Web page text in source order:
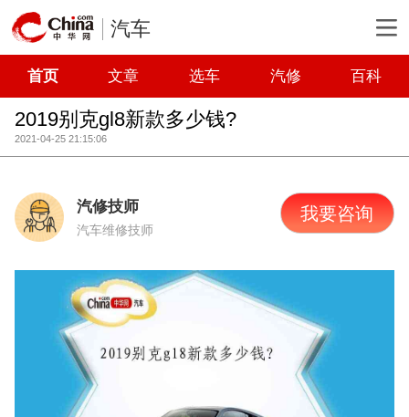
汽车
首页 文章 选车 汽修 百科
2019别克gl8新款多少钱?
2021-04-25 21:15:06
汽修技师
汽车维修技师
我要咨询